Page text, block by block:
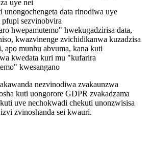
uye nei
unongochengeta data rinodiwa uye
sezvinobvira
hwepamutemo" hwekugadzirisa data,
kwazvinenge zvichidikanwa kuzadzisa
apo munhu abvuma, kana kuti
kwedata kuri mu "kufarira
kwesangano
nezvinodiwa zvakaunzwa
kuti uongorore GDPR zvakadzama
uve nechokwadi chekuti unonzwisisa
zvinoshanda sei kwauri.